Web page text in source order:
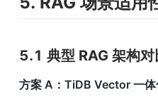
5.1 典型 RAG 架构对
方案 A：TiDB Vector 一体